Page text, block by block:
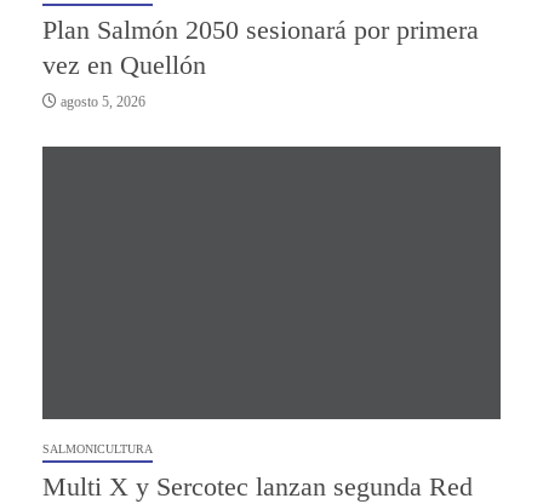
Plan Salmón 2050 sesionará por primera
vez en Quellón
agosto 5, 2026
SALMONICULTURA
Multi X y Sercotec lanzan segunda Red